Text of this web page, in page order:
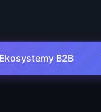
Ekosystemy B2B